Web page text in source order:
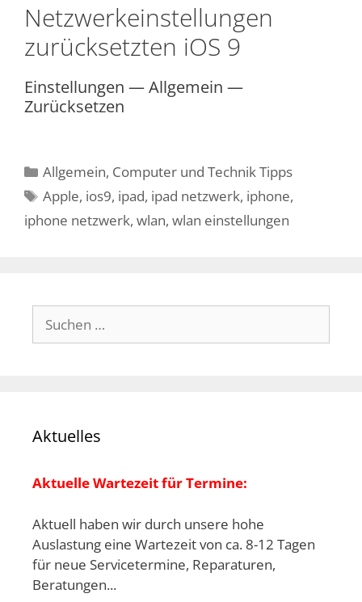
Netzwerkeinstellungen
zurücksetzten iOS 9
Einstellungen — Allgemein —
Zurücksetzen
Kategorien
Allgemein, Computer und Technik Tipps
Schlagwörter
Apple, ios9, ipad, ipad netzwerk, iphone,
iphone netzwerk, wlan, wlan einstellungen
Suchen
nach:
Aktuelles
Aktuelle Wartezeit für Termine:
Aktuell haben wir durch unsere hohe
Auslastung eine Wartezeit von ca. 8-12 Tagen
für neue Servicetermine, Reparaturen,
Beratungen...